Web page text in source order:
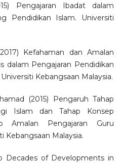
Pengajaran Ibadat dalam
Pendidikan Islam. Universiti
Kefahaman dan Amalan
dalam Pengajaran Pendidikan
Kebangsaan Malaysia.
(2015) Pengaruh Tahap
Islam dan Tahap Konsep
Amalan Pengajaran Guru
Kebangsaan Malaysia.
Decades of Developments in